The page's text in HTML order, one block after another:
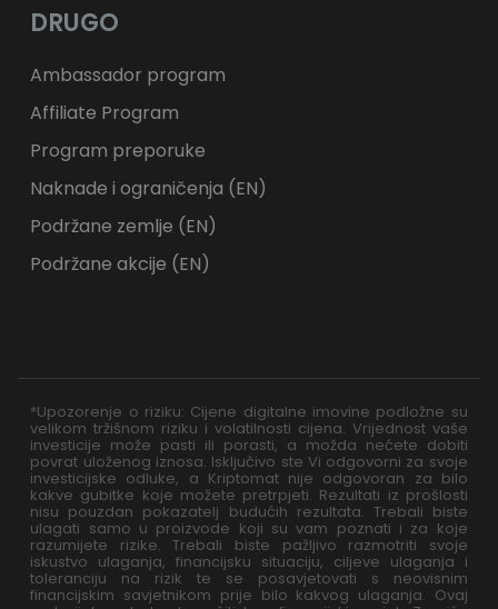
DRUGO
Ambassador program
Affiliate Program
Program preporuke
Naknade i ograničenja (EN)
Podržane zemlje (EN)
Podržane akcije (EN)
*Upozorenje o riziku: Cijene digitalne imovine podložne su
velikom tržišnom riziku i volatilnosti cijena. Vrijednost vaše
investicije može pasti ili porasti, a možda nećete dobiti
povrat uloženog iznosa. Isključivo ste Vi odgovorni za svoje
investicijske odluke, a Kriptomat nije odgovoran za bilo
kakve gubitke koje možete pretrpjeti. Rezultati iz prošlosti
nisu pouzdan pokazatelj budućih rezultata. Trebali biste
ulagati samo u proizvode koji su vam poznati i za koje
razumijete rizike. Trebali biste pažljivo razmotriti svoje
iskustvo ulaganja, financijsku situaciju, ciljeve ulaganja i
toleranciju na rizik te se posavjetovati s neovisnim
financijskim savjetnikom prije bilo kakvog ulaganja. Ovaj